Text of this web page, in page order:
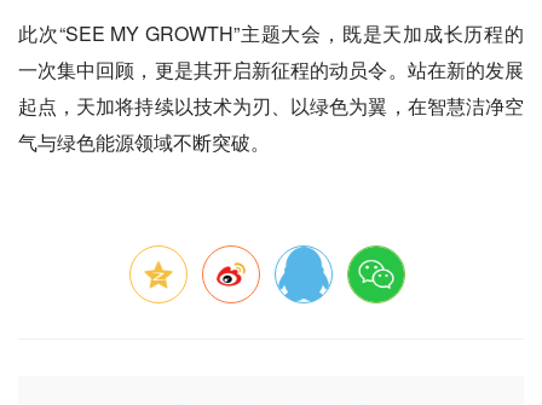
此次“SEE MY GROWTH”主题大会，既是天加成长历程的
一次集中回顾，更是其开启新征程的动员令。站在新的发展
起点，天加将持续以技术为刃、以绿色为翼，在智慧洁净空
气与绿色能源领域不断突破。